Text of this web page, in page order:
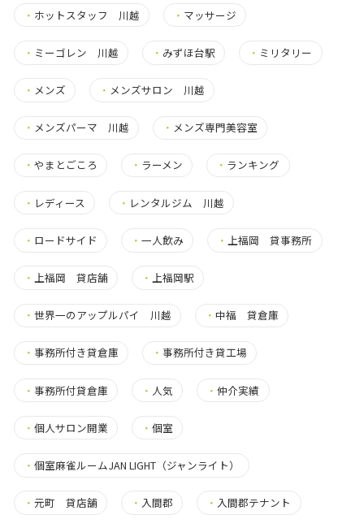
・ ホットスタッフ 川越 ・ マッサージ
・ ミーゴレン 川越 ・ みずほ台駅 ・ ミリタリー
・ メンズ ・ メンズサロン 川越
・ メンズパーマ 川越 ・ メンズ専門美容室
・ やまとごころ ・ ラーメン ・ ランキング
・ レディース ・ レンタルジム 川越
・ ロードサイド ・一人飲み ・上福岡 貸事務所
・ 上福岡 貸店舗 ・上福岡駅
・ 世界一のアップルパイ 川越 ・中福 貸倉庫
・ 事務所付き貸倉庫 ・ 事務所付き貸工場
・ 事務所付貸倉庫 ・ 人気 ・仲介実績
・ 個人サロン開業 ・個室
・ 個室麻雀ルームJAN LIGHT（ジャンライト）
・ 元町 貸店舗 ・ 入間郡 ・ 入間郡テナント